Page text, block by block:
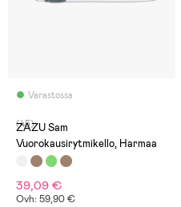
Varastossa
(45)
ZAZU Sam
Vuorokausirytmikello, Harmaa
39,09 €
Ovh: 59,90 €